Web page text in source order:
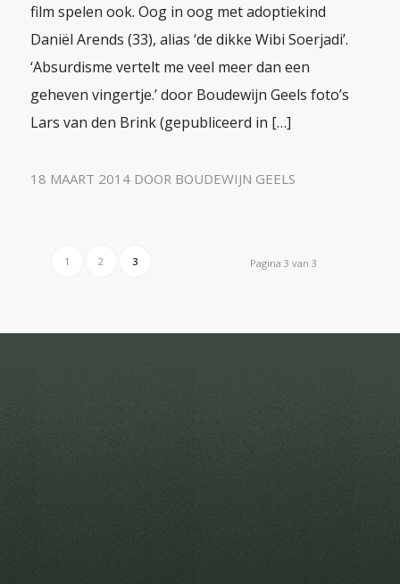
film spelen ook. Oog in oog met adoptiekind
Daniël Arends (33), alias ‘de dikke Wibi Soerjadi’.
‘Absurdisme vertelt me veel meer dan een
geheven vingertje.’ door Boudewijn Geels foto’s
Lars van den Brink (gepubliceerd in […]
18 MAART 2014 DOOR BOUDEWIJN GEELS
Pagina 3 van 3
1 2 3